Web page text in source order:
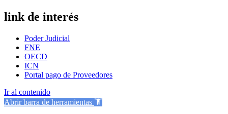
link de interés
Poder Judicial
FNE
OECD
ICN
Portal pago de Proveedores
Ir al contenido
Abrir barra de herramientas